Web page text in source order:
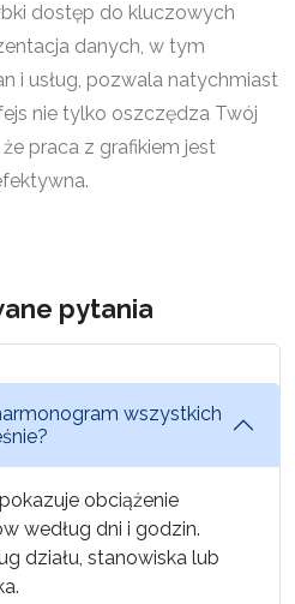
dostęp do kluczowych
danych, w tym
i usług, pozwala natychmiast
nie tylko oszczędza Twój
praca z grafikiem jest
pytania
wszystkich
obciążenie
według dni i godzin.
działu, stanowiska lub